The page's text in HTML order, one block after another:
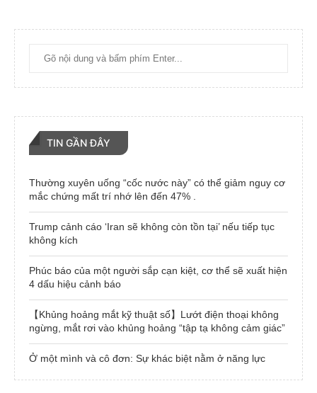
TIN GẦN ĐÂY
Thường xuyên uống “cốc nước này” có thể giảm nguy cơ
mắc chứng mất trí nhớ lên đến 47% .
Trump cảnh cáo ‘Iran sẽ không còn tồn tại’ nếu tiếp tục
không kích
Phúc báo của một người sắp cạn kiệt, cơ thể sẽ xuất hiện
4 dấu hiệu cảnh báo
【Khủng hoảng mắt kỹ thuật số】Lướt điện thoại không
ngừng, mắt rơi vào khủng hoảng “tập tạ không cảm giác”
Ở một mình và cô đơn: Sự khác biệt nằm ở năng lực